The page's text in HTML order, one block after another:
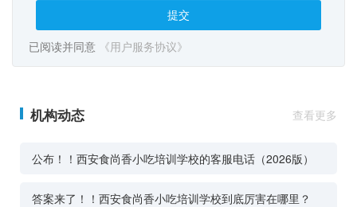
提交
已阅读并同意 《用户服务协议》
机构动态 查看更多
公布！！西安食尚香小吃培训学校的客服电话（2026版）
答案来了！！西安食尚香小吃培训学校到底厉害在哪里？